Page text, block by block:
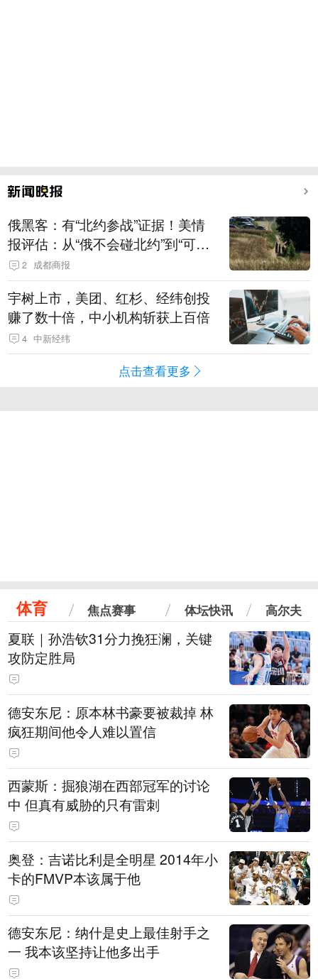
俄黑客：有“北约参战”证据！美情
报评估：从“俄不会碰北约”到“可能
发动有限攻击”
2 成都商报
宇树上市，美团、红杉、经纬创投
赚了数十倍，中小机构斩获上百倍
4 中新经纬
点击查看更多
体育 焦点赛事 体坛快讯 高尔夫
夏联｜孙浩钦31分力挽狂澜，关键
攻防定胜局
德安东尼：原本林书豪要被裁掉 林
疯狂期间他令人难以置信
西蒙斯：掘狼湖在西部冠军的讨论
中 但真有威胁的只有雷刺
奥登：吉诺比利是全明星 2014年小
卡的FMVP本该属于他
德安东尼：纳什是史上最佳射手之
一 我本该坚持让他多出手